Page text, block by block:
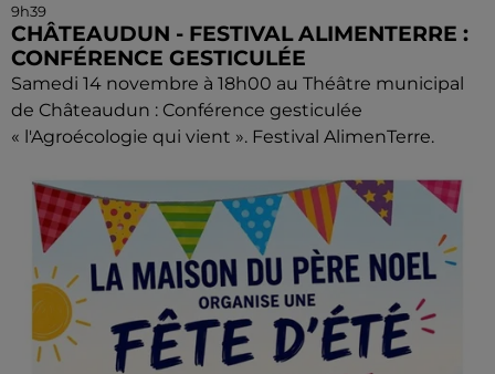
9h39
CHÂTEAUDUN - FESTIVAL ALIMENTERRE :
CONFÉRENCE GESTICULÉE
Samedi 14 novembre à 18h00 au Théâtre municipal
de Châteaudun : Conférence gesticulée
« l'Agroécologie qui vient ». Festival AlimenTerre.